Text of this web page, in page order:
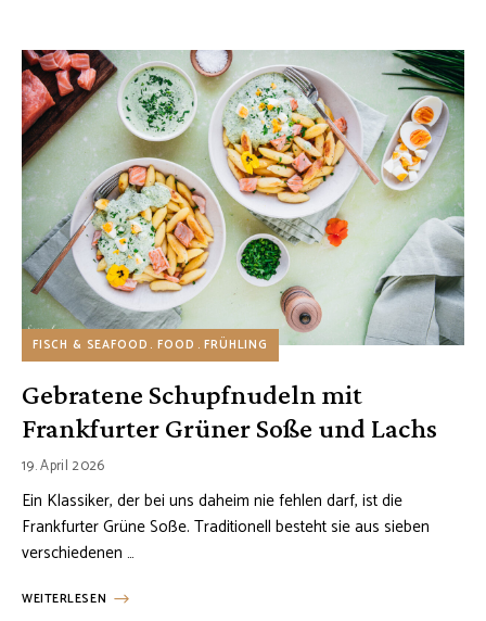
FISCH & SEAFOOD FOOD FRÜHLING
Gebratene Schupfnudeln mit
Frankfurter Grüner Soße und Lachs
19. April 2026
Ein Klassiker, der bei uns daheim nie fehlen darf, ist die
Frankfurter Grüne Soße. Traditionell besteht sie aus sieben
verschiedenen …
WEITERLESEN